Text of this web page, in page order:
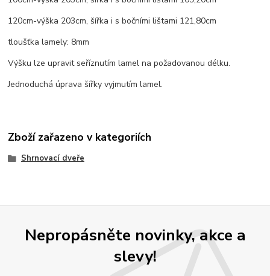
120cm-výška 203cm, šířka i s bočními lištami 121,80cm
tloušťka lamely: 8mm
Výšku lze upravit seříznutím lamel na požadovanou délku.
Jednoduchá úprava šířky vyjmutím lamel.
Zboží zařazeno v kategoriích
Shrnovací dveře
Nepropásněte novinky, akce a
slevy!